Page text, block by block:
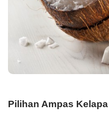
Pilihan Ampas Kelapa